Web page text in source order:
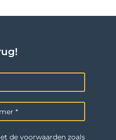
de voorwaarden zoals